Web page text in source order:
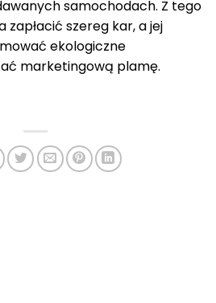
samochodach. Z tego
zapłacić szereg kar, a jej
ekologiczne
marketingową plamę.